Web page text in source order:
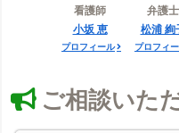
看護師
小坂 恵
プロフィール
弁護士
松浦 絢
プロフィ
ご相談いた